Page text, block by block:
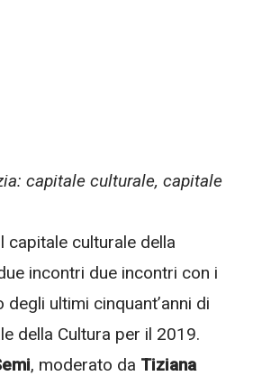
capitale culturale, capitale
capitale culturale della
incontri due incontri con i
ultimi cinquant’anni di
della Cultura per il 2019.
, moderato da Tiziana